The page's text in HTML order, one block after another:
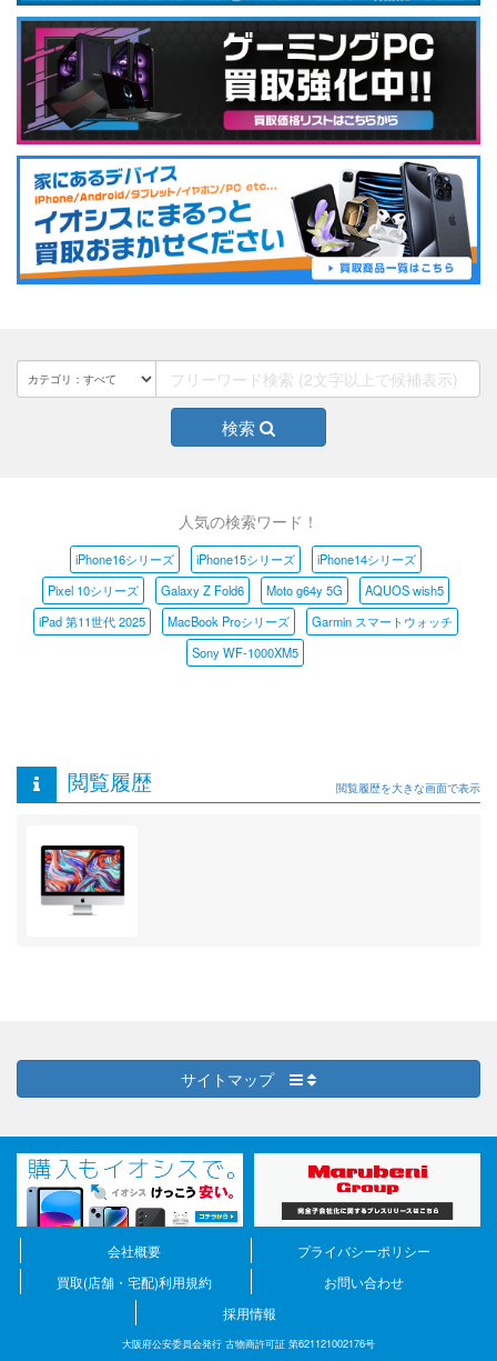
検索
人気の検索ワード！
iPhone16シリーズ iPhone15シリーズ
iPhone14シリーズ
Pixel 10シリーズ
Galaxy Z Fold6 Moto g64y 5G
AQUOS wish5
iPad 第11世代 2025
MacBook Proシリーズ
Garmin スマートウォッチ
Sony WF-1000XM5
閲覧履歴 閲覧履歴を大きな画面で表示
サイトマップ
会社概要
プライバシーポリシー
買取(店舗・宅配)利用規約
お問い合わせ
採用情報
大阪府公安委員会発行 古物商許可証 第621121002176号